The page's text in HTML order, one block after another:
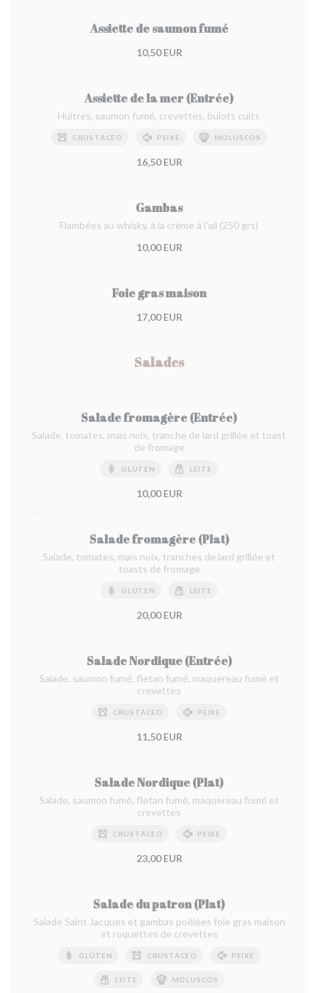
Assiette de saumon fumé
10,50 EUR
Assiette de la mer (Entrée)
Huîtres, saumon fumé, crevettes, bulots cuits
CRUSTÁCEO PEIXE MOLUSCOS
16,50 EUR
Gambas
Flambées au whisky, à la crème à l'ail (250 grs)
10,00 EUR
Foie gras maison
17,00 EUR
Salades
Salade fromagère (Entrée)
Salade, tomates, maïs noix, tranche de lard grillée et toast
de fromage
GLÚTEN LEITE
10,00 EUR
Salade fromagère (Plat)
Salade, tomates, maïs noix, tranches de lard grillée et
toasts de fromage
GLÚTEN LEITE
20,00 EUR
Salade Nordique (Entrée)
Salade, saumon fumé, fletan fumé, maquereau fumé et
crevettes
CRUSTÁCEO PEIXE
11,50 EUR
Salade Nordique (Plat)
Salade, saumon fumé, fletan fumé, maquereau fumé et
crevettes
CRUSTÁCEO PEIXE
23,00 EUR
Salade du patron (Plat)
Salade Saint Jacques et gambas poêlées foie gras maison
et roquettes de crevettes
GLÚTEN CRUSTÁCEO PEIXE
LEITE MOLUSCOS